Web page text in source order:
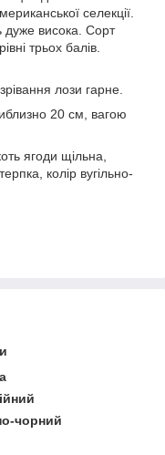
селекції.
дуже висока. Сорт
трьох балів.
лози гарне.
20 см, вагою
ягоди щільна,
колір вугільно-
чорний